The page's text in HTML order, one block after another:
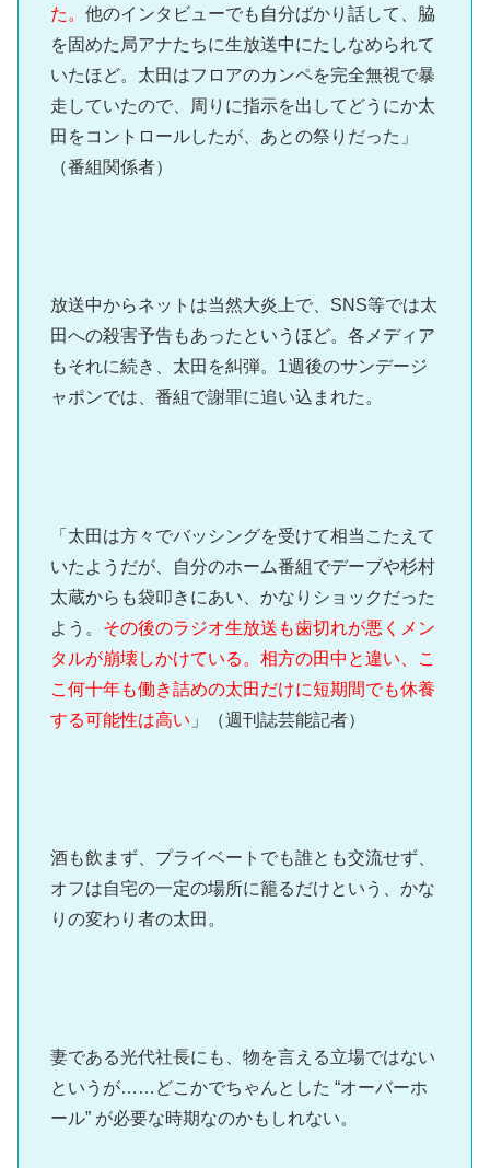
た。 他のインタビューでも自分ばかり話して、脇
を固めた局アナたちに生放送中にたしなめられて
いたほど。太田はフロアのカンペを完全無視で暴
走していたので、周りに指示を出してどうにか太
田をコントロールしたが、あとの祭りだった」
（番組関係者）
放送中からネットは当然大炎上で、SNS等では太
田への殺害予告もあったというほど。各メディア
もそれに続き、太田を糾弾。1週後のサンデージ
ャポンでは、番組で謝罪に追い込まれた。
「太田は方々でバッシングを受けて相当こたえて
いたようだが、自分のホーム番組でデーブや杉村
太蔵からも袋叩きにあい、かなりショックだった
よう。 その後のラジオ生放送も歯切れが悪くメン
タルが崩壊しかけている。相方の田中と違い、こ
こ何十年も働き詰めの太田だけに短期間でも休養
する可能性は高い 」（週刊誌芸能記者）
酒も飲まず、プライベートでも誰とも交流せず、
オフは自宅の一定の場所に籠るだけという、かな
りの変わり者の太田。
妻である光代社長にも、物を言える立場ではない
というが……どこかでちゃんとした “オーバーホ
ール” が必要な時期なのかもしれない。